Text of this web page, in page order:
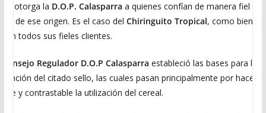
otorga la D.O.P. Calasparra a quienes confían de manera fiel en
de ese origen. Es el caso del Chiringuito Tropical, como bien
todos sus fieles clientes.
Consejo Regulador D.O.P Calasparra estableció las bases para la
del citado sello, las cuales pasan principalmente por hacer
y contrastable la utilización del cereal.